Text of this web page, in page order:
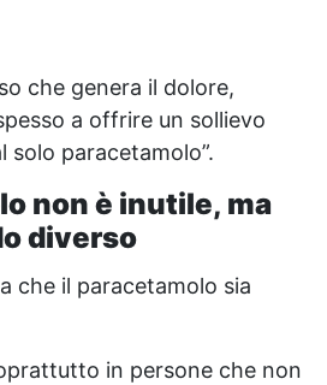
che genera il dolore,
a offrire un sollievo
solo paracetamolo”.
non è inutile, ma
diverso
che il paracetamolo sia
in persone che non